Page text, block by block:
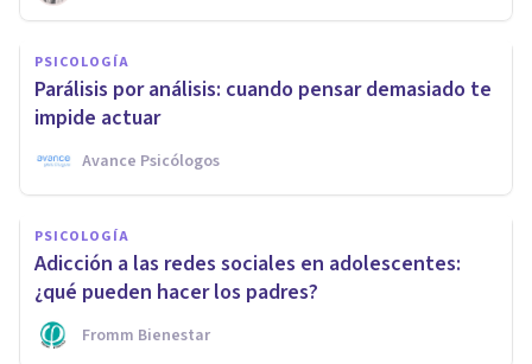
PSICOLOGÍA
Parálisis por análisis: cuando pensar demasiado te
impide actuar
Avance Psicólogos
PSICOLOGÍA
Adicción a las redes sociales en adolescentes:
¿qué pueden hacer los padres?
Fromm Bienestar